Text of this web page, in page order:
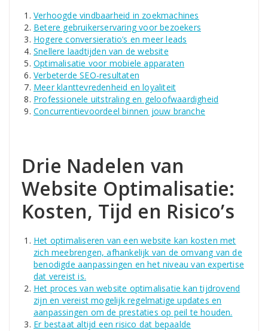
Verhoogde vindbaarheid in zoekmachines
Betere gebruikerservaring voor bezoekers
Hogere conversieratio’s en meer leads
Snellere laadtijden van de website
Optimalisatie voor mobiele apparaten
Verbeterde SEO-resultaten
Meer klanttevredenheid en loyaliteit
Professionele uitstraling en geloofwaardigheid
Concurrentievoordeel binnen jouw branche
Drie Nadelen van
Website Optimalisatie:
Kosten, Tijd en Risico’s
Het optimaliseren van een website kan kosten met
zich meebrengen, afhankelijk van de omvang van de
benodigde aanpassingen en het niveau van expertise
dat vereist is.
Het proces van website optimalisatie kan tijdrovend
zijn en vereist mogelijk regelmatige updates en
aanpassingen om de prestaties op peil te houden.
Er bestaat altijd een risico dat bepaalde